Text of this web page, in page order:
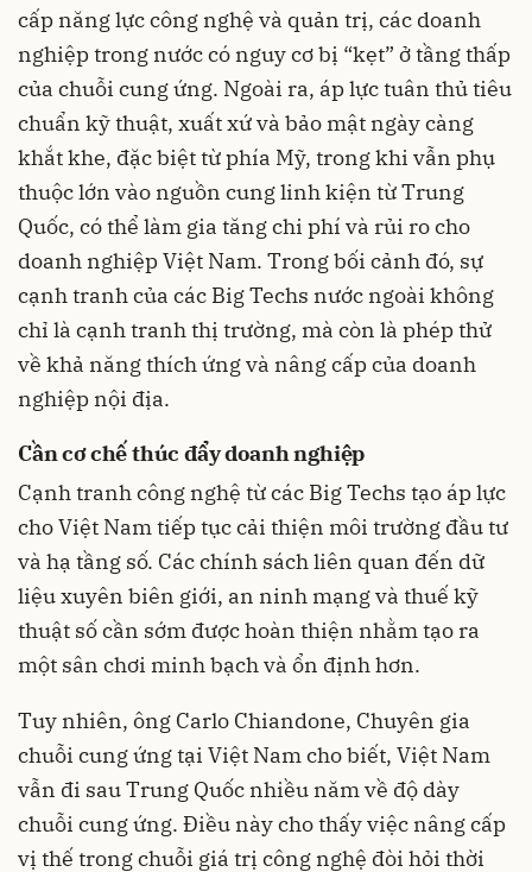
cấp năng lực công nghệ và quản trị, các doanh
nghiệp trong nước có nguy cơ bị “kẹt” ở tầng thấp
của chuỗi cung ứng. Ngoài ra, áp lực tuân thủ tiêu
chuẩn kỹ thuật, xuất xứ và bảo mật ngày càng
khắt khe, đặc biệt từ phía Mỹ, trong khi vẫn phụ
thuộc lớn vào nguồn cung linh kiện từ Trung
Quốc, có thể làm gia tăng chi phí và rủi ro cho
doanh nghiệp Việt Nam. Trong bối cảnh đó, sự
cạnh tranh của các Big Techs nước ngoài không
chỉ là cạnh tranh thị trường, mà còn là phép thử
về khả năng thích ứng và nâng cấp của doanh
nghiệp nội địa.
Cần cơ chế thúc đẩy doanh nghiệp
Cạnh tranh công nghệ từ các Big Techs tạo áp lực
cho Việt Nam tiếp tục cải thiện môi trường đầu tư
và hạ tầng số. Các chính sách liên quan đến dữ
liệu xuyên biên giới, an ninh mạng và thuế kỹ
thuật số cần sớm được hoàn thiện nhằm tạo ra
một sân chơi minh bạch và ổn định hơn.
Tuy nhiên, ông Carlo Chiandone, Chuyên gia
chuỗi cung ứng tại Việt Nam cho biết, Việt Nam
vẫn đi sau Trung Quốc nhiều năm về độ dày
chuỗi cung ứng. Điều này cho thấy việc nâng cấp
vị thế trong chuỗi giá trị công nghệ đòi hỏi thời